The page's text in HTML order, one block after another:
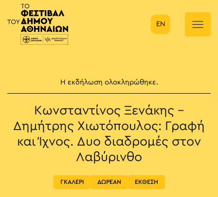
Κύρια πλοήγηση
EN
Η εκδήλωση ολοκληρώθηκε.
Κωνσταντίνος Ξενάκης –
Δημήτρης Χιωτόπουλος: Γραφή
και Ίχνος. Δυο διαδρομές στον
Λαβύρινθο
ΓΚΑΛΕΡΙ ΔΩΡΕΑΝ ΕΚΘΕΣΗ